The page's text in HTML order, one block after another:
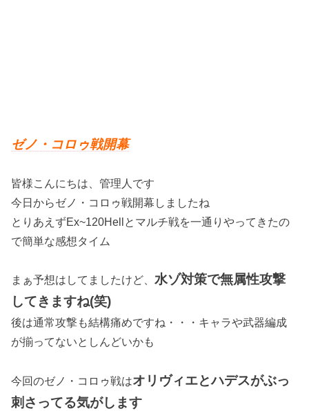
ゼノ・コロゥ戦開幕
皆様こんにちは、管理人です
今日からゼノ・コロゥ戦開幕しましたね
とりあえずEx~120Hellとマルチ戦を一通りやってきたの
で簡単な感想タイム
まぁ予想はしてましたけど、 水ゾ対策で無属性攻撃
してきますね(笑)
後は通常攻撃も結構痛めですね・・・キャラや武器編成
が揃ってないとしんどいかも
今回のゼノ・コロゥ戦はオリヴィエとハデスがぶっ
刺さってる気がします